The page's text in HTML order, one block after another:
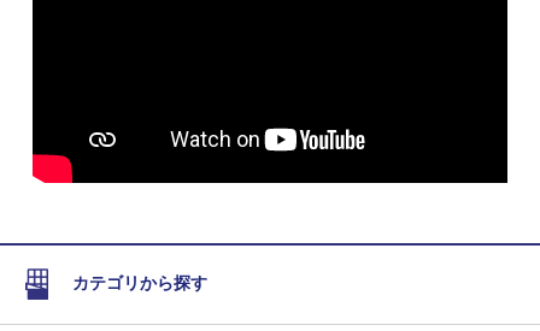
カテゴリから探す